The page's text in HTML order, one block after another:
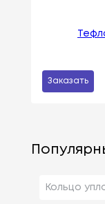
Заказать
Кольцо